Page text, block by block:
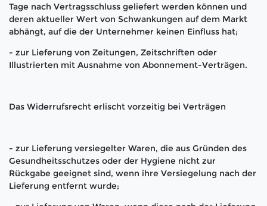
Tage nach Vertragsschluss geliefert werden können und
deren aktueller Wert von Schwankungen auf dem Markt
abhängt, auf die der Unternehmer keinen Einfluss hat;
- zur Lieferung von Zeitungen, Zeitschriften oder
Illustrierten mit Ausnahme von Abonnement-Verträgen.
Das Widerrufsrecht erlischt vorzeitig bei Verträgen
- zur Lieferung versiegelter Waren, die aus Gründen des
Gesundheitsschutzes oder der Hygiene nicht zur
Rückgabe geeignet sind, wenn ihre Versiegelung nach der
Lieferung entfernt wurde;